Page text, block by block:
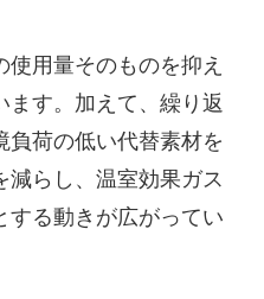
用量そのものを抑え
ます。加えて、繰り返
負荷の低い代替素材を
減らし、温室効果ガス
する動きが広がってい